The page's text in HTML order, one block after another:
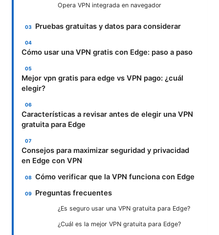
Opera VPN integrada en navegador
Pruebas gratuitas y datos para considerar
Cómo usar una VPN gratis con Edge: paso a paso
Mejor vpn gratis para edge vs VPN pago: ¿cuál
elegir?
Características a revisar antes de elegir una VPN
gratuita para Edge
Consejos para maximizar seguridad y privacidad
en Edge con VPN
Cómo verificar que la VPN funciona con Edge
Preguntas frecuentes
¿Es seguro usar una VPN gratuita para Edge?
¿Cuál es la mejor VPN gratuita para Edge?